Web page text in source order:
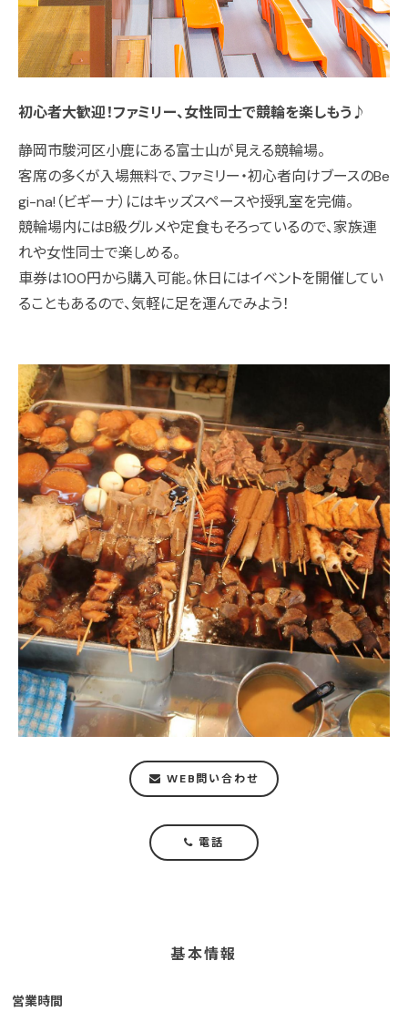
初心者大歓迎！ファミリー、女性同士で競輪を楽しもう♪
静岡市駿河区小鹿にある富士山が見える競輪場。
客席の多くが入場無料で、ファミリー・初心者向けブースのBe
gi-na!（ビギーナ）にはキッズスペースや授乳室を完備。
競輪場内にはB級グルメや定食もそろっているので、家族連
れや女性同士で楽しめる。
車券は100円から購入可能。休日にはイベントを開催してい
ることもあるので、気軽に足を運んでみよう！
WEB問い合わせ
電話
基本情報
営業時間